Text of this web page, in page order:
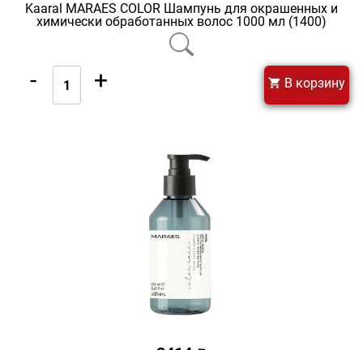
Kaaral MARAES COLOR Шампунь для окрашенных и
химически обработанных волос 1000 мл (1400)
- + В корзину